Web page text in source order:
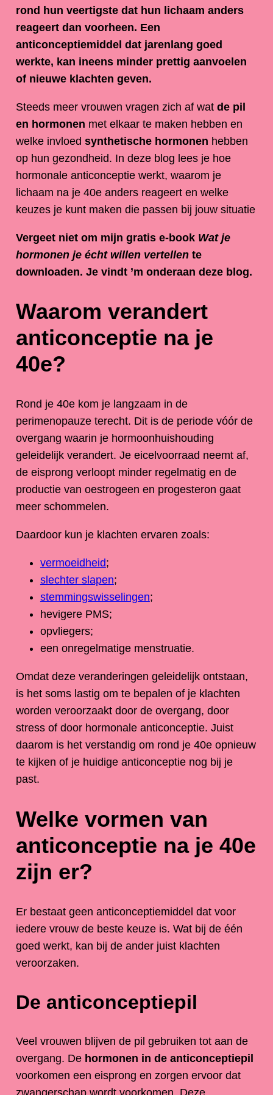
rond hun veertigste dat hun lichaam anders
reageert dan voorheen. Een
anticonceptiemiddel dat jarenlang goed
werkte, kan ineens minder prettig aanvoelen
of nieuwe klachten geven.
Steeds meer vrouwen vragen zich af wat de pil
en hormonen met elkaar te maken hebben en
welke invloed synthetische hormonen hebben
op hun gezondheid. In deze blog lees je hoe
hormonale anticonceptie werkt, waarom je
lichaam na je 40e anders reageert en welke
keuzes je kunt maken die passen bij jouw situatie
Vergeet niet om mijn gratis e-book Wat je
hormonen je écht willen vertellente
downloaden. Je vindt ’m onderaan deze blog.
Waarom verandert
anticonceptie na je
40e?
Rond je 40e kom je langzaam in de
perimenopauze terecht. Dit is de periode vóór de
overgang waarin je hormoonhuishouding
geleidelijk verandert. Je eicelvoorraad neemt af,
de eisprong verloopt minder regelmatig en de
productie van oestrogeen en progesteron gaat
meer schommelen.
Daardoor kun je klachten ervaren zoals:
vermoeidheid;
slechter slapen;
stemmingswisselingen;
hevigere PMS;
opvliegers;
een onregelmatige menstruatie.
Omdat deze veranderingen geleidelijk ontstaan,
is het soms lastig om te bepalen of je klachten
worden veroorzaakt door de overgang, door
stress of door hormonale anticonceptie. Juist
daarom is het verstandig om rond je 40e opnieuw
te kijken of je huidige anticonceptie nog bij je
past.
Welke vormen van
anticonceptie na je 40e
zijn er?
Er bestaat geen anticonceptiemiddel dat voor
iedere vrouw de beste keuze is. Wat bij de één
goed werkt, kan bij de ander juist klachten
veroorzaken.
De anticonceptiepil
Veel vrouwen blijven de pil gebruiken tot aan de
overgang. De hormonen in de anticonceptiepil
voorkomen een eisprong en zorgen ervoor dat